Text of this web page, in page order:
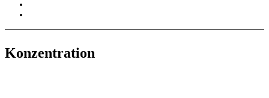
Konzentration